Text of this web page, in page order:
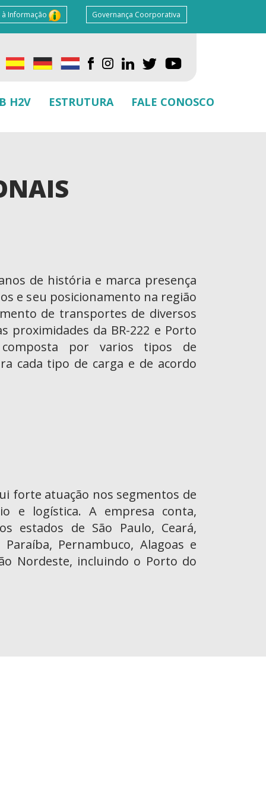
à Informação Governança Coorporativa
H2V ESTRUTURA FALE CONOSCO
de história e marca presença
e seu posicionamento na região
de transportes de diversos
proximidades da BR-222 e Porto
por varios tipos de
cada tipo de carga e de acordo
forte atuação nos segmentos de
e logística. A empresa conta,
estados de São Paulo, Ceará,
Pernambuco, Alagoas e
Nordeste, incluindo o Porto do